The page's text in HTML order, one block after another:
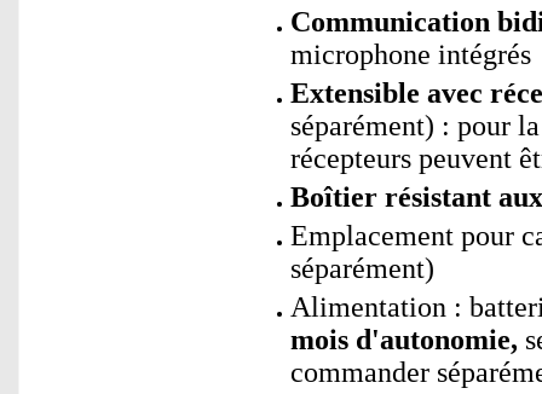
Communication
microphone intégrés
Extensible avec
séparément) : pour
récepteurs peuvent
Boîtier résistant
Emplacement pour
séparément)
Alimentation :
mois d'autonomie,
commander